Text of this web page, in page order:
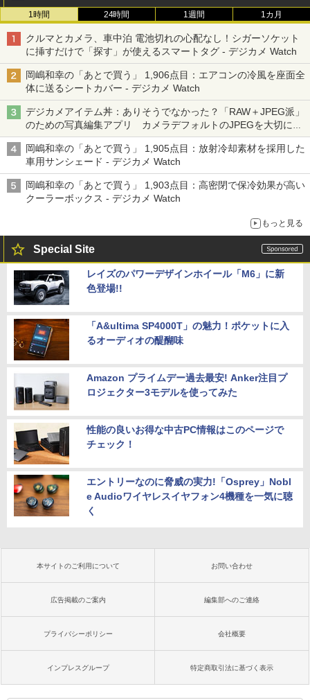
1時間 24時間 1週間 1カ月
クルマとカメラ、車中泊 電池切れの心配なし！シガーソケット
に挿すだけで「探す」が使えるスマートタグ - デジカメ Watch
岡嶋和幸の「あとで買う」 1,906点目：エアコンの冷風を座面全
体に送るシートカバー - デジカメ Watch
デジカメアイテム丼：ありそうでなかった？「RAW＋JPEG派」
のための写真編集アプリ カメラデフォルトのJPEGを大切にす
る「Filmator」
岡嶋和幸の「あとで買う」 1,905点目：放射冷却素材を採用した
車用サンシェード - デジカメ Watch
岡嶋和幸の「あとで買う」 1,903点目：高密閉で保冷効果が高い
クーラーボックス - デジカメ Watch
もっと見る
Special Site
レイズのパワーデザインホイール「M6」に新
色登場!!
「A&ultima SP4000T」の魅力！ポケットに入
るオーディオの醍醐味
Amazon プライムデー過去最安! Anker注目プ
ロジェクター3モデルを使ってみた
性能の良いお得な中古PC情報はこのページで
チェック！
エントリーなのに脅威の実力!「Osprey」Nobl
e Audioワイヤレスイヤフォン4機種を一気に聴
く
本サイトのご利用について お問い合わせ
広告掲載のご案内 編集部へのご連絡
プライバシーポリシー 会社概要
インプレスグループ 特定商取引法に基づく表示